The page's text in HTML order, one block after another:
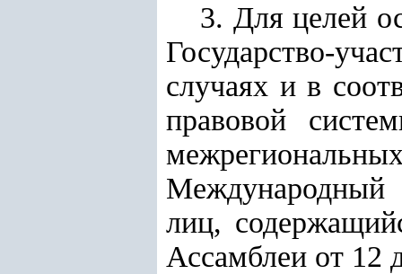
3. Для целей
Государство-
случаях и в
правовой
Международный
лиц,
Ассамблеи от 12